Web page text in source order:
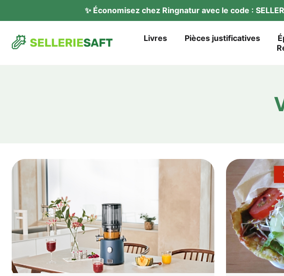
✨ Éco­no­mi­sez chez Ring­na­tur avec le code :
Liv­res Piè­ces justificatives